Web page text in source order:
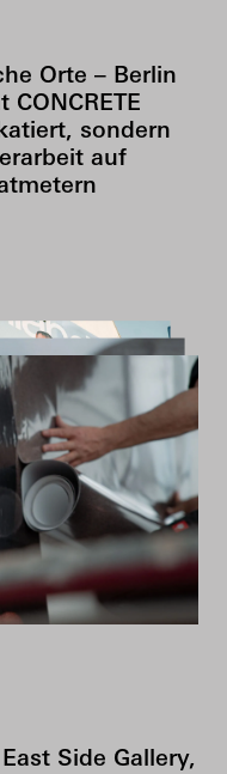
Orte – Berlin
sondern
auf
Side Gallery,